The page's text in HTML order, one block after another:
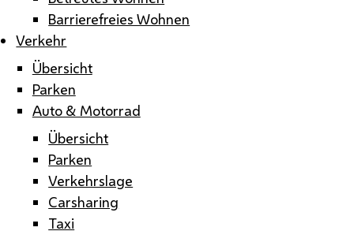
Barrierefreies Wohnen
Verkehr
Übersicht
Parken
Auto & Motorrad
Übersicht
Parken
Verkehrslage
Carsharing
Taxi